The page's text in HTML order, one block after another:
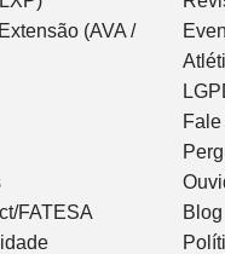
(AVA /
FATESA
Blog